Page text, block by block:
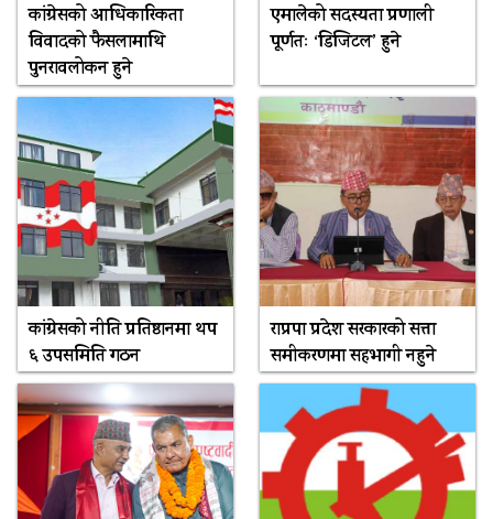
कांग्रेसको आधिकारिकता
विवादको फैसलामाथि
पुनरावलोकन हुने
एमालेको सदस्यता प्रणाली
पूर्णतः ‘डिजिटल’ हुने
कांग्रेसको नीति प्रतिष्ठानमा थप
६ उपसमिति गठन
राप्रपा प्रदेश सरकारको सत्ता
समीकरणमा सहभागी नहुने